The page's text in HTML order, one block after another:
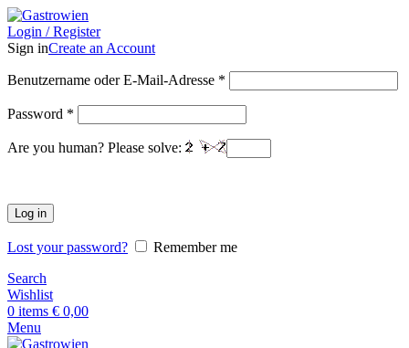
Login / Register
Sign inCreate an Account
Benutzername oder E-Mail-Adresse *
Password *
Are you human? Please solve:
Log in
Lost your password?
Remember me
Search
Wishlist
0 items € 0,00
Menu